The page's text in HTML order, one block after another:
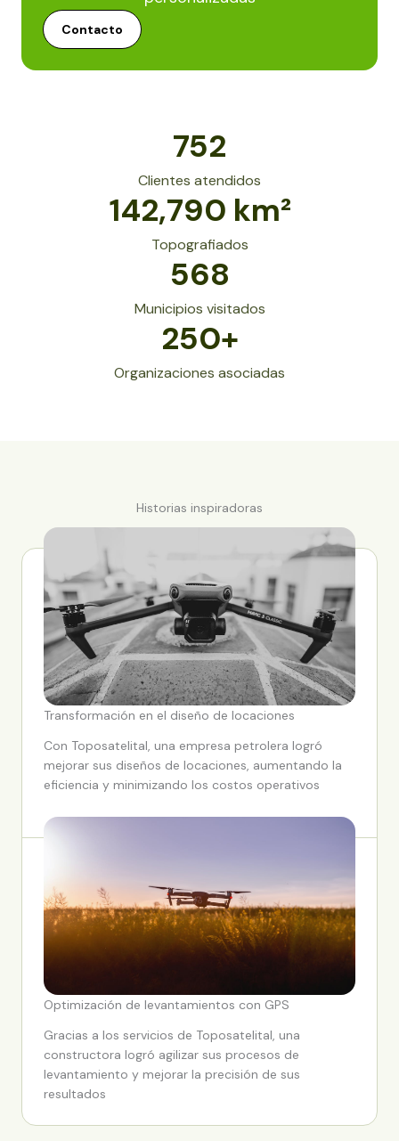
Contacto
752
Clientes atendidos
142,790 km²
Topografiados
568
Municipios visitados
250+
Organizaciones asociadas
Historias inspiradoras
Transformación a través de la topografía satelital
Transformación en el diseño de locaciones
Con Toposatelital, una empresa petrolera logró
mejorar sus diseños de locaciones, aumentando la
eficiencia y minimizando los costos operativos
Optimización de levantamientos con GPS
Gracias a los servicios de Toposatelital, una
constructora logró agilizar sus procesos de
levantamiento y mejorar la precisión de sus
resultados